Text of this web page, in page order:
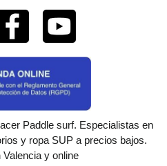
Paddle surf. Especialistas en
y ropa SUP a precios bajos.
y online